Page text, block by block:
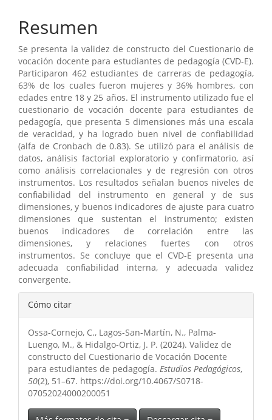
Resumen
Se presenta la validez de constructo del Cuestionario de
vocación docente para estudiantes de pedagogía (CVD-E).
Participaron 462 estudiantes de carreras de pedagogía,
63% de los cuales fueron mujeres y 36% hombres, con
edades entre 18 y 25 años. El instrumento utilizado fue el
cuestionario de vocación docente para estudiantes de
pedagogía, que presenta 5 dimensiones más una escala
de veracidad, y ha logrado buen nivel de confiabilidad
(alfa de Cronbach de 0.83). Se utilizó para el análisis de
datos, análisis factorial exploratorio y confirmatorio, así
como análisis correlacionales y de regresión con otros
instrumentos. Los resultados señalan buenos niveles de
confiabilidad del instrumento en general y de sus
dimensiones, y buenos indicadores de ajuste para cuatro
dimensiones que sustentan el instrumento; existen
buenos indicadores de correlación entre las
dimensiones, y relaciones fuertes con otros
instrumentos. Se concluye que el CVD-E presenta una
adecuada confiabilidad interna, y adecuada validez
convergente.
Detalles
del
artículo
Cómo citar
Ossa-Cornejo, C., Lagos-San-Martín, N., Palma-
Luengo, M., & Hidalgo-Ortiz, J. P. (2024). Validez de
constructo del Cuestionario de Vocación Docente
para estudiantes de pedagogía. Estudios Pedagógicos,
50(2), 51–67. https://doi.org/10.4067/S0718-
07052024000200051